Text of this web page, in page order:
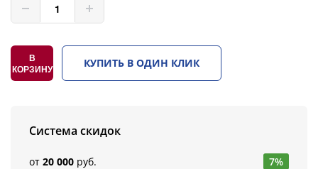
В
КОРЗИНУ
КУПИТЬ В ОДИН КЛИК
Система скидок
от 20 000 руб. 7%